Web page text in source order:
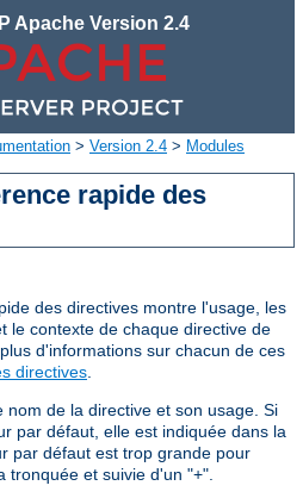
Apache Version 2.4
> Version 2.4 > Modules
rapide des
des directives montre l'usage, les
le contexte de chaque directive de
d'informations sur chacun de ces
directives
de la directive et son usage. Si
par défaut, elle est indiquée dans la
par défaut est trop grande pour
tronquée et suivie d'un "+".